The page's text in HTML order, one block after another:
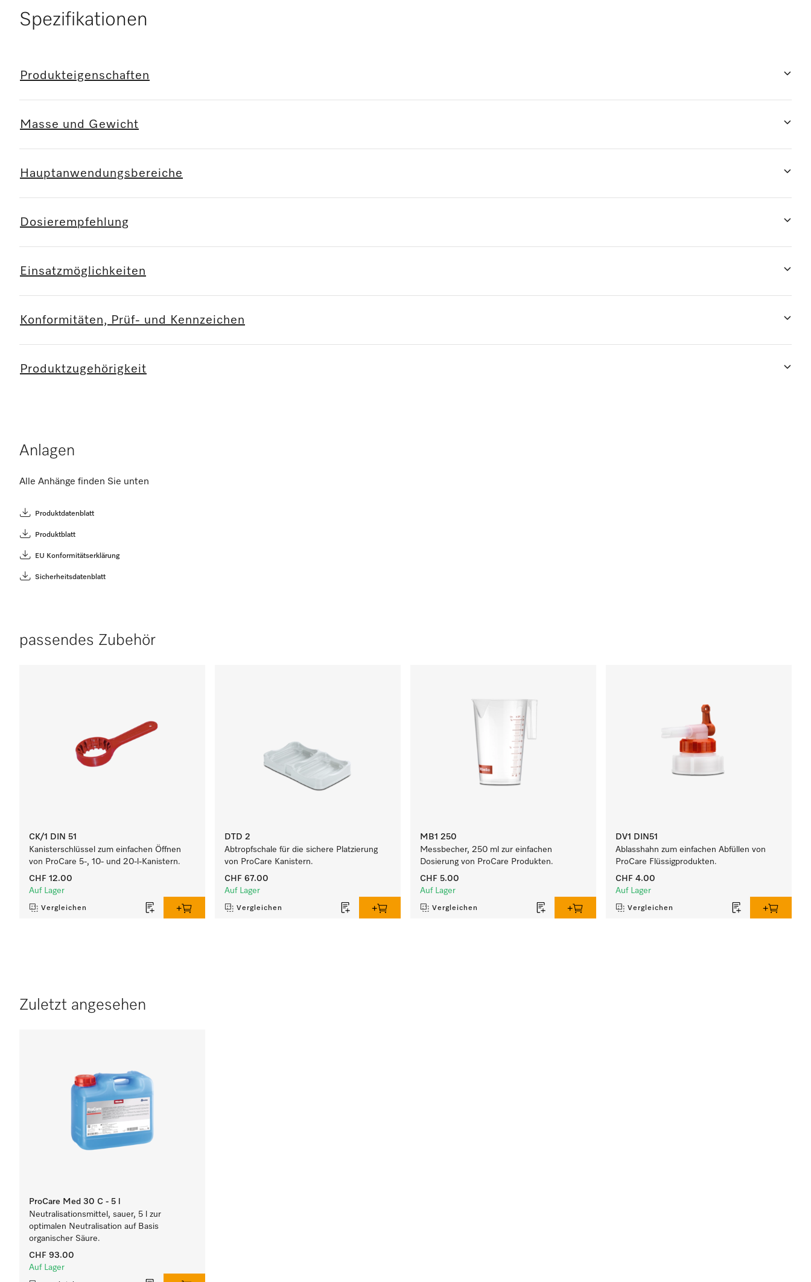
Spezifikationen
Produkteigenschaften
Masse und Gewicht
Hauptanwendungsbereiche
Dosierempfehlung
Einsatzmöglichkeiten
Konformitäten, Prüf- und Kennzeichen
Produktzugehörigkeit
Anlagen
Alle Anhänge finden Sie unten
Produktdatenblatt
Produktblatt
EU Konformitätserklärung
Sicherheitsdatenblatt
passendes Zubehör
CK/1 DIN 51
Kanisterschlüssel zum einfachen Öffnen
von ProCare 5-, 10- und 20-l-Kanistern.
CHF 12.00
Auf Lager
Vergleichen
DTD 2
Abtropfschale für die sichere Platzierung
von ProCare Kanistern.
CHF 67.00
Auf Lager
Vergleichen
MB1 250
Messbecher, 250 ml zur einfachen
Dosierung von ProCare Produkten.
CHF 5.00
Auf Lager
Vergleichen
DV1 DIN51
Ablasshahn zum einfachen Abfüllen von
ProCare Flüssigprodukten.
CHF 4.00
Auf Lager
Vergleichen
Zuletzt angesehen
ProCare Med 30 C - 5 l
Neutralisationsmittel, sauer, 5 l zur
optimalen Neutralisation auf Basis
organischer Säure.
CHF 93.00
Auf Lager